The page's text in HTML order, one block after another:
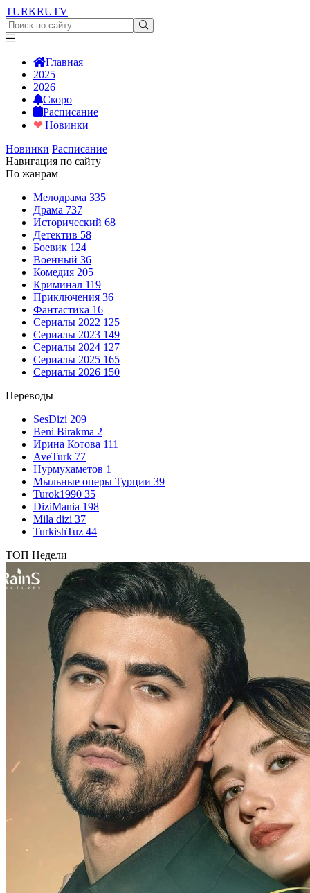
TURKRUTV
Главная
2025
2026
Скоро
Расписание
❤Новинки
Новинки Расписание
Навигация по сайту
По жанрам
Мелодрама 335
Драма 737
Исторический 68
Детектив 58
Боевик 124
Военный 36
Комедия 205
Криминал 119
Приключения 36
Фантастика 16
Сериалы 2022 125
Сериалы 2023 149
Сериалы 2024 127
Сериалы 2025 165
Сериалы 2026 150
Переводы
SesDizi 209
Beni Birakma 2
Ирина Котова 111
AveTurk 77
Нурмухаметов 1
Мыльные оперы Турции 39
Turok1990 35
DiziMania 198
Mila dizi 37
TurkishTuz 44
ТОП Недели